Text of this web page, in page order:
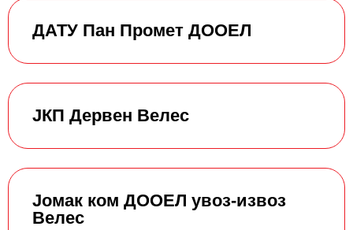
ДАТУ Пан Промет ДООЕЛ
ЈКП Дервен Велес
Јомак ком ДООЕЛ увоз-извоз
Велес